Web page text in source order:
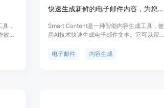
，
效
智
快速生成新鲜的电子邮件内容，为您的电子邮件营销活动提供支持
Smart Content是一种智能内容生成工具，使
用AI技术快速生成电子邮件文本。它可以帮助
提供新鲜的内容。Smart Content可以根据您
电子邮件 内容生成